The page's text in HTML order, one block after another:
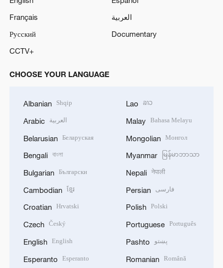
Français
العربية
Русский
Documentary
CCTV+
CHOOSE YOUR LANGUAGE
Albanian Shqip
Arabic العربية
Belarusian Беларуская
Bengali বাংলা
Bulgarian Български
Cambodian ខ្មែរ
Croatian Hrvatski
Czech Český
English English
Esperanto Esperanto
Lao ລາວ
Malay Bahasa Melayu
Mongolian Монгол
Myanmar မြန်မာဘာသာ
Nepali नेपाली
Persian فارسی
Polish Polski
Portuguese Português
Pashto پښتو
Romanian Română